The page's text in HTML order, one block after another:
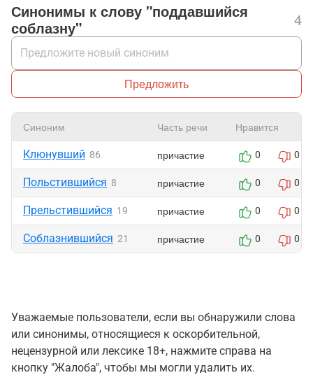
Синонимы к слову "поддавшийся
соблазну"
4
Предложить
Синоним Часть речи Нравится
Клюнувший 86 причастие 0 0
Польстившийся 8 причастие 0 0
Прельстившийся 19 причастие 0 0
Соблазнившийся 21 причастие 0 0
Уважаемые пользователи, если вы обнаружили слова
или синонимы, относящиеся к оскорбительной,
нецензурной или лексике 18+, нажмите справа на
кнопку "Жалоба", чтобы мы могли удалить их.